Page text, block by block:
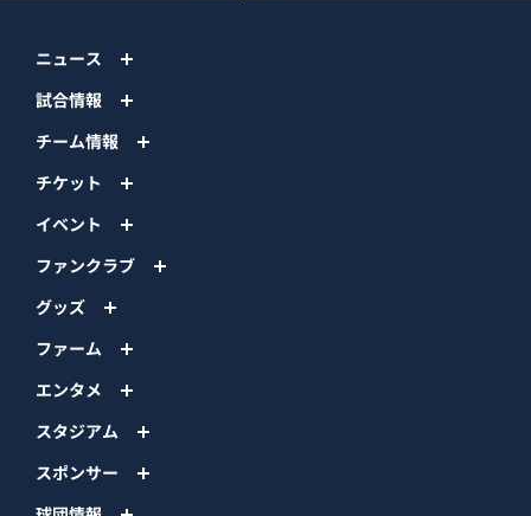
ニュース
試合情報
チーム情報
チケット
イベント
ファンクラブ
グッズ
ファーム
エンタメ
スタジアム
スポンサー